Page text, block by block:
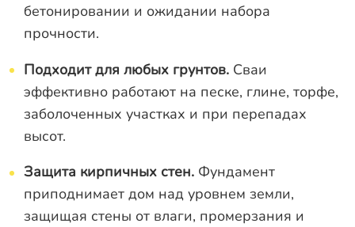
бетонировании и ожидании набора
прочности.
Подходит для любых грунтов.Сваи
эффективно работают на песке, глине, торфе,
заболоченных участках и при перепадах
высот.
Защита кирпичных стен.Фундамент
приподнимает дом над уровнем земли,
защищая стены от влаги, промерзания и